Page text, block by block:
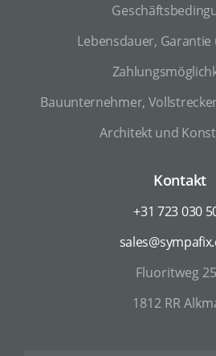
Lebensdauer, Garantie
Bauunternehmer,
Architekt und
Kontakt
+31 723 030
Fluoritweg
1812 RR